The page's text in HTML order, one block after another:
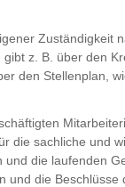
Zuständigkeit
z. B. über den
den Stellenplan,
die sachliche und
die laufenden
und die